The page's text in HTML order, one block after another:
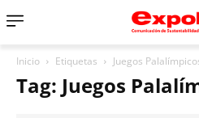
Inicio Etiquetas Juegos
Tag: Juegos